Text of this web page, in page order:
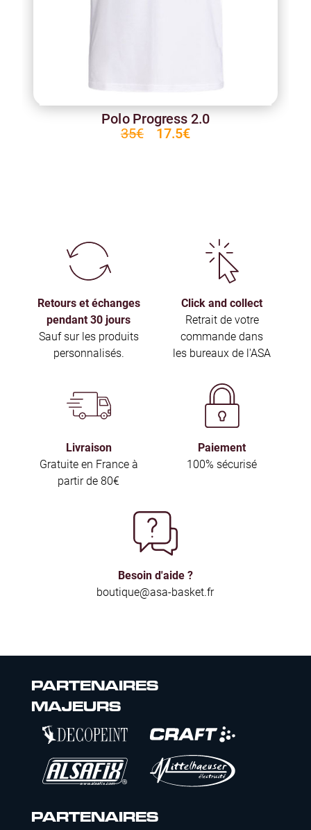
Polo Progress 2.0
35€ 17.5€
Retours et échanges
pendant 30 jours
Sauf sur les produits
personnalisés.
Click and collect
Retrait de votre
commande dans
les bureaux de l'ASA
Livraison
Gratuite en France à
partir de 80€
Paiement
100% sécurisé
Besoin d'aide ?
boutique@asa-basket.fr
PARTENAIRES
MAJEURS
PARTENAIRES